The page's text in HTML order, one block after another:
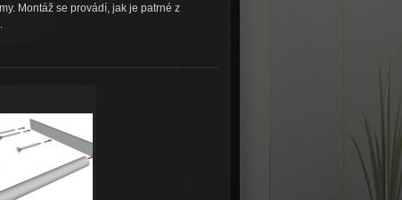
Montáž se provádí, jak je patrné z